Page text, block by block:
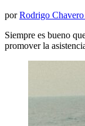
por Rodrigo Chavero
Siempre es bueno
promover la